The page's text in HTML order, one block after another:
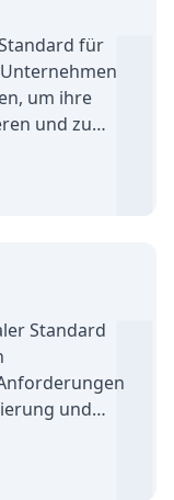
I
für
um ihre
und zu
I
Standard
und